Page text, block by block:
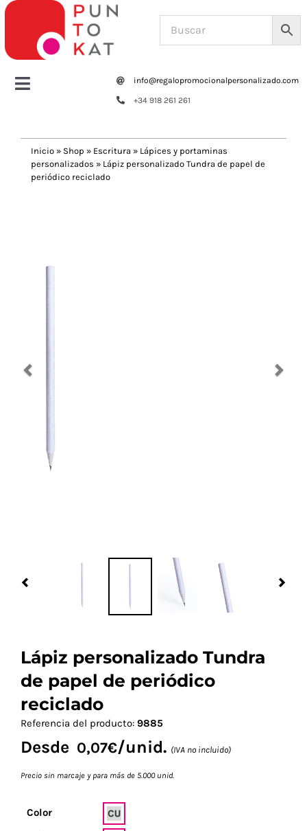
Saltar
contenido
Toggle
Tazas y botellas
info@regalopromocionalpersonalizado.com
+34 918 261 261
Inicio » Shop » Escritura » Lápices y portaminas
personalizados » Lápiz personalizado Tundra de papel de
periódico reciclado
Lápiz personalizado Tundra
de papel de periódico
reciclado
Referencia del producto: 9885
Desde 0,07€/unid. (IVA no incluido)
Precio sin marcaje y para más de 5.000 unid.
Color